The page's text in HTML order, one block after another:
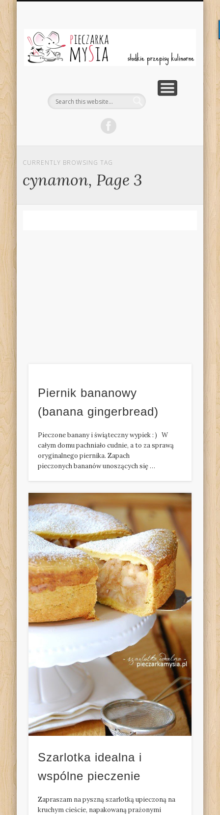
CURRENTLY BROWSING TAG
cynamon, Page 3
Piernik bananowy
(banana gingerbread)
Pieczone banany i świąteczny wypiek : ) W
całym domu pachniało cudnie, a to za sprawą
oryginalnego piernika. Zapach
pieczonych bananów unoszących się …
Szarlotka idealna i
wspólne pieczenie
Zapraszam na pyszną szarlotką upieczoną na
kruchym cieście, napakowaną prażonymi